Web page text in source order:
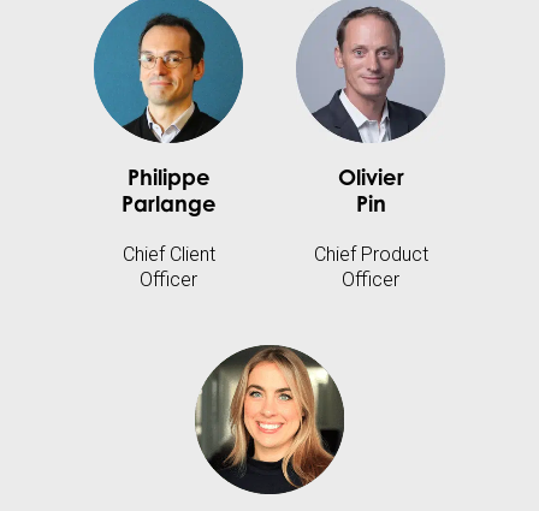
Philippe
Parlange
Chief Client
Officer
Olivier
Pin
Chief Product
Officer